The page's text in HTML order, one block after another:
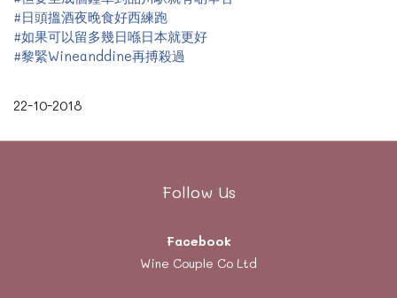
#日頭搵酒夜晚食好西練跑
#如果可以留多幾日喺日本就更好
#黎緊Wineanddine再搏殺過
22-10-2018
Follow Us
Facebook
Wine Couple Co Ltd